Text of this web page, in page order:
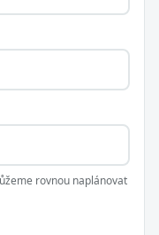
rovnou naplánovat